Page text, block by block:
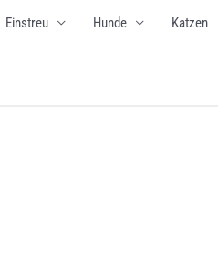
Einstreu Hunde Katzen